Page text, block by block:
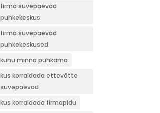
firma suvepäevad
puhkekeskus
firma suvepäevad
puhkekeskused
kuhu minna puhkama
kus korraldada ettevõtte
suvepäevad
kus korraldada firmapidu